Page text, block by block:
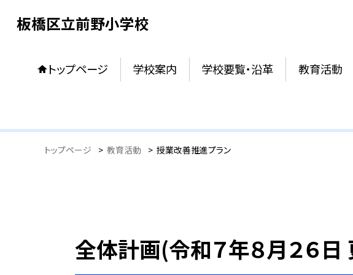
板橋区立前野小学校
トップページ 学校案内 学校要覧・沿革 教育活動
トップページ > 教育活動 > 授業改善推進プラン
全体計画(令和７年８月２６日